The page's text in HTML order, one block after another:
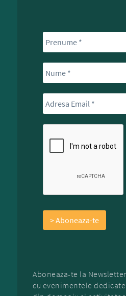
Aboneaza-te la
cu evenimentele